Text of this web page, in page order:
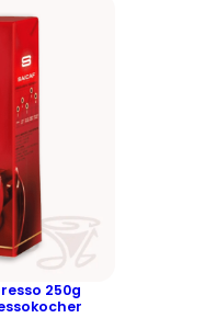
250g